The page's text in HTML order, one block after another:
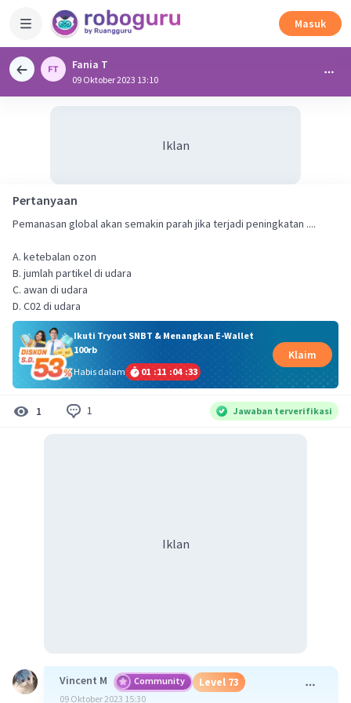
Masuk
Fania T
09 Oktober 2023 13:10
Iklan
Pertanyaan
Pemanasan global akan semakin parah jika terjadi peningkatan ....
A. ketebalan ozon
B. jumlah partikel di udara
C. awan di udara
D. C02 di udara
Ikuti Tryout SNBT & Menangkan E-Wallet
100rb
Habis dalam
01 :11 :04 :32
Klaim
1 1 Jawaban terverifikasi
Iklan
Vincent M Community Level 73
09 Oktober 2023 15:30